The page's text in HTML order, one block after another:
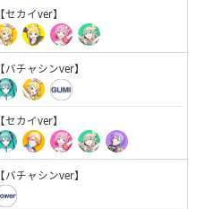
【セカイver】
【バチャシンver】
【セカイver】
【バチャシンver】